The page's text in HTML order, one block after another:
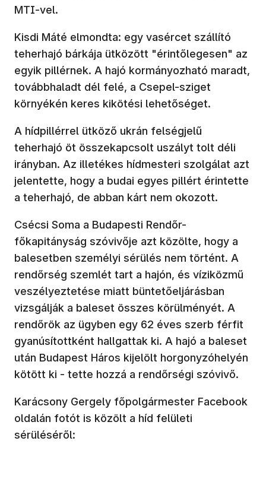
MTI-vel.
Kisdi Máté elmondta: egy vasércet szállító
teherhajó bárkája ütközött "érintőlegesen" az
egyik pillérnek. A hajó kormányozható maradt,
továbbhaladt dél felé, a Csepel-sziget
környékén keres kikötési lehetőséget.
A hídpillérrel ütköző ukrán felségjelű
teherhajó öt összekapcsolt uszályt tolt déli
irányban. Az illetékes hídmesteri szolgálat azt
jelentette, hogy a budai egyes pillért érintette
a teherhajó, de abban kárt nem okozott.
Csécsi Soma a Budapesti Rendőr-
főkapitányság szóvivője azt közölte, hogy a
balesetben személyi sérülés nem történt. A
rendőrség szemlét tart a hajón, és víziközmű
veszélyeztetése miatt büntetőeljárásban
vizsgálják a baleset összes körülményét. A
rendőrök az ügyben egy 62 éves szerb férfit
gyanúsítottként hallgattak ki. A hajó a baleset
után Budapest Háros kijelölt horgonyzóhelyén
kötött ki - tette hozzá a rendőrségi szóvivő.
Karácsony Gergely főpolgármester Facebook
oldalán fotót is közölt a híd felületi
sérüléséről: